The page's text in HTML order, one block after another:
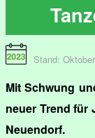
Stand:
Mit Schwung
neuer Trend für
Neuendorf.